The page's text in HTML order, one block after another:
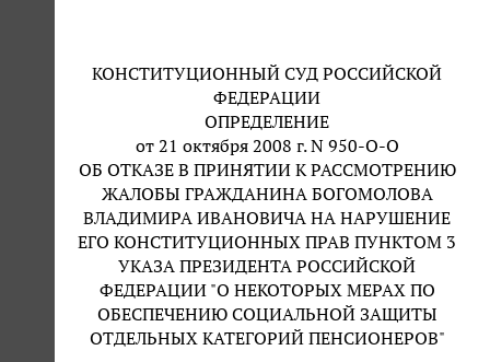
КОНСТИТУЦИОННЫЙ СУД РОССИЙСКОЙ
ФЕДЕРАЦИИ
ОПРЕДЕЛЕНИЕ
от 21 октября 2008 г. N 950-О-О
ОБ ОТКАЗЕ В ПРИНЯТИИ К РАССМОТРЕНИЮ
ЖАЛОБЫ ГРАЖДАНИНА БОГОМОЛОВА
ВЛАДИМИРА ИВАНОВИЧА НА НАРУШЕНИЕ
ЕГО КОНСТИТУЦИОННЫХ ПРАВ ПУНКТОМ 3
УКАЗА ПРЕЗИДЕНТА РОССИЙСКОЙ
ФЕДЕРАЦИИ "О НЕКОТОРЫХ МЕРАХ ПО
ОБЕСПЕЧЕНИЮ СОЦИАЛЬНОЙ ЗАЩИТЫ
ОТДЕЛЬНЫХ КАТЕГОРИЙ ПЕНСИОНЕРОВ"